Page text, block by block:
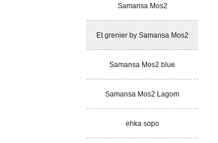
Samansa Mos2
Et grenier by Samansa Mos2
Samansa Mos2 blue
Samansa Mos2 Lagom
ehka sopo